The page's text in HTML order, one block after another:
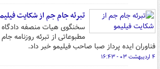
تبرئه جام جم از شکایت
سخنگوی هیات منصفه
مطبوعاتی از تبرئه روزنامه
فناوران ایده پرداز صبا صاحب فیلیمو خبر داد.
۴ اردیبهشت ۰۳ - ۱۶:۴۳